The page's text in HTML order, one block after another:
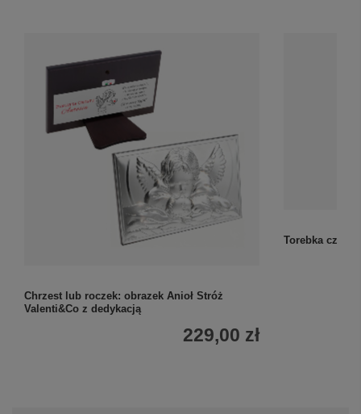
Chrzest lub roczek: obrazek Anioł Stróż
Valenti&Co z dedykacją
229,00 zł
Torebka